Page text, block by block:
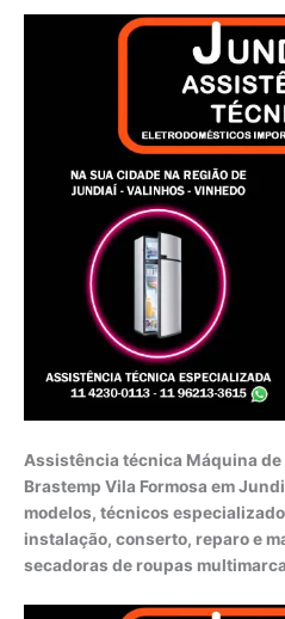
Assistência técnica Máquina de
Brastemp Vila Formosa em
modelos, técnicos
instalação, conserto, reparo e
secadoras de roupas